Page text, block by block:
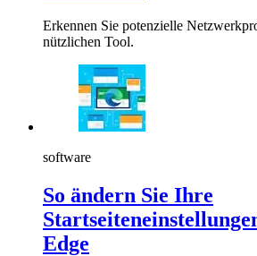
Erkennen Sie potenzielle
nützlichen Tool.
software
So ändern Sie Ihre
Edge